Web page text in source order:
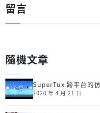
留言
隨機文章
SuperTux 跨平台的
2020 年 4 月 21 日